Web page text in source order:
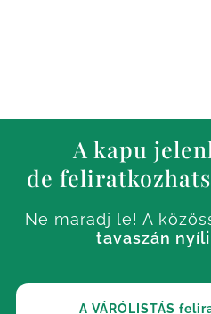
A kapu
de
Ne maradj le! A
tavaszán
A VÁRÓLISTÁS